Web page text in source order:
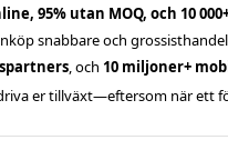
95% utan MOQ, och 10
snabbare och
, och 10 miljoner+
er tillväxt—eftersom när ett